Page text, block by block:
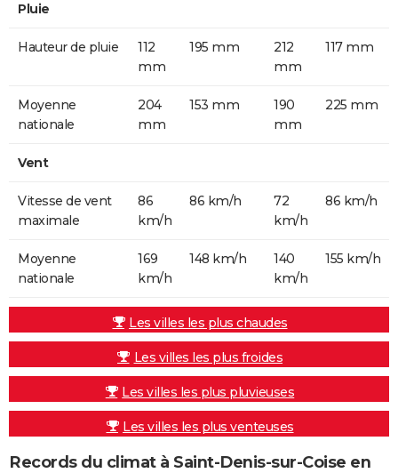
Pluie
Hauteur de pluie
112
mm
195 mm
212
mm
117 mm
Moyenne
nationale
204
mm
153 mm
190
mm
225 mm
Vent
Vitesse de vent
maximale
86
km/h
86 km/h
72
km/h
86 km/h
Moyenne
nationale
169
km/h
148 km/h
140
km/h
155 km/h
Les villes les plus chaudes
Les villes les plus froides
Les villes les plus pluvieuses
Les villes les plus venteuses
Records du climat à Saint-Denis-sur-Coise en